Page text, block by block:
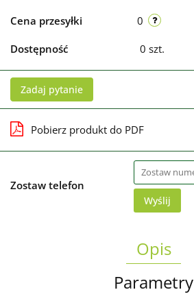
Cena przesyłki 0
Dostępność 0 szt.
Zadaj pytanie
Pobierz produkt do PDF
Zostaw telefon
Wyślij
Opis
Parametry